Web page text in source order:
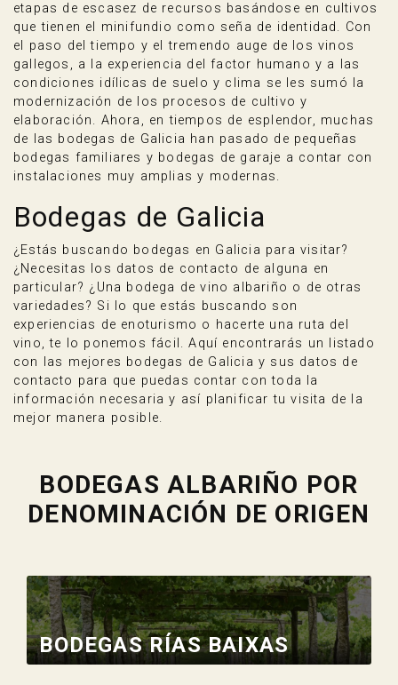
etapas de escasez de recursos basándose en cultivos
que tienen el minifundio como seña de identidad. Con
el paso del tiempo y el tremendo auge de los vinos
gallegos, a la experiencia del factor humano y a las
condiciones idílicas de suelo y clima se les sumó la
modernización de los procesos de cultivo y
elaboración. Ahora, en tiempos de esplendor, muchas
de las bodegas de Galicia han pasado de pequeñas
bodegas familiares y bodegas de garaje a contar con
instalaciones muy amplias y modernas.
Bodegas de Galicia
¿Estás buscando bodegas en Galicia para visitar?
¿Necesitas los datos de contacto de alguna en
particular? ¿Una bodega de vino albariño o de otras
variedades? Si lo que estás buscando son
experiencias de enoturismo o hacerte una ruta del
vino, te lo ponemos fácil. Aquí encontrarás un listado
con las mejores bodegas de Galicia y sus datos de
contacto para que puedas contar con toda la
información necesaria y así planificar tu visita de la
mejor manera posible.
BODEGAS ALBARIÑO POR
DENOMINACIÓN DE ORIGEN
BODEGAS RÍAS BAIXAS